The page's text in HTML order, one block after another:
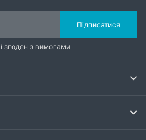
Підписатися
і згоден з вимогами